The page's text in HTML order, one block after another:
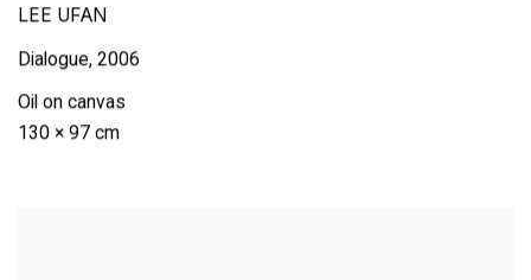
LEE UFAN
Dialogue, 2006
Oil on canvas
130 × 97 cm